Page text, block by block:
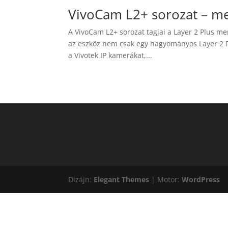
VivoCam L2+ sorozat –
A VivoCam L2+ sorozat tagjai a Layer 2 Plus
az eszköz nem csak egy hagyományos Layer
a Vivotek IP kamerákat,...
Dizájn: Elegant Themes | Motor:WordPress